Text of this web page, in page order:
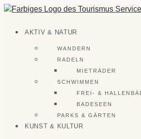
Zum
springenAKTIV & NATUR
WANDERN
RADELN
MIETRÄDER
SCHWIMMEN
FREI- &
BADESEEN
PARKS & GÄRTEN
KUNST & KULTUR